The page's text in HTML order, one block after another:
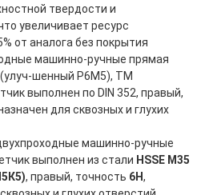
твердости и
увеличивает ресурс
от аналога без покрытия
машинно-ручные прямая
(улуч-шенный Р6М5), ТМ
выполнен по DIN 352, правый,
для сквозных и глухих
машинно-ручные
выполнен из стали HSSE M35
, правый, точность 6H,